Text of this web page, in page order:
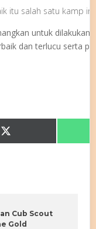
itu salah satu kamp
untuk
dan terlucu serta
Share
on
X
(Twitter)
Cub Scout
Gold